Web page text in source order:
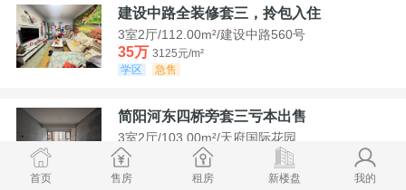
建设中路全装修套三，拎包入住
3室2厅/112.00m²/建设中路560号
35万 3125元/m²
学区
急售
简阳河东四桥旁套三亏本出售
3室2厅/103.00m²/天府国际花园
78.8万
7650.49元/m²
学区
首页 售房 租房 新楼盘 我的